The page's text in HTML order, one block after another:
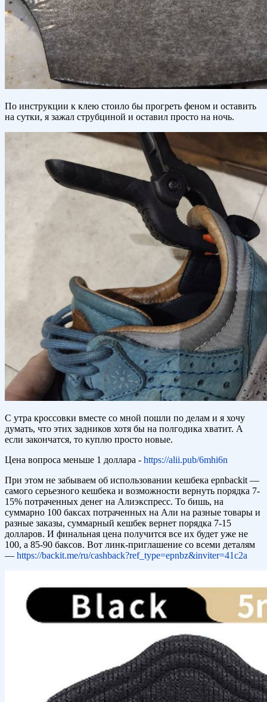
По инструкции к клею стоило бы прогреть феном и оставить
на сутки, я зажал струбциной и оставил просто на ночь.
С утра кроссовки вместе со мной пошли по делам и я хочу
думать, что этих задников хотя бы на полгодика хватит. А
если закончатся, то куплю просто новые.
Цена вопроса меньше 1 доллара - https://alii.pub/6mhi6n
При этом не забываем об использовании кешбека epnbackit —
самого серьезного кешбека и возможности вернуть порядка 7-
15% потраченных денег на Алиэкспресс. То бишь, на
суммарно 100 баксах потраченных на Али на разные товары и
разные заказы, суммарный кешбек вернет порядка 7-15
долларов. И финальная цена получится все их будет уже не
100, а 85-90 баксов. Вот линк-приглашение со всеми деталям
— https://backit.me/ru/cashback?ref_type=epnbz&inviter=41c2a